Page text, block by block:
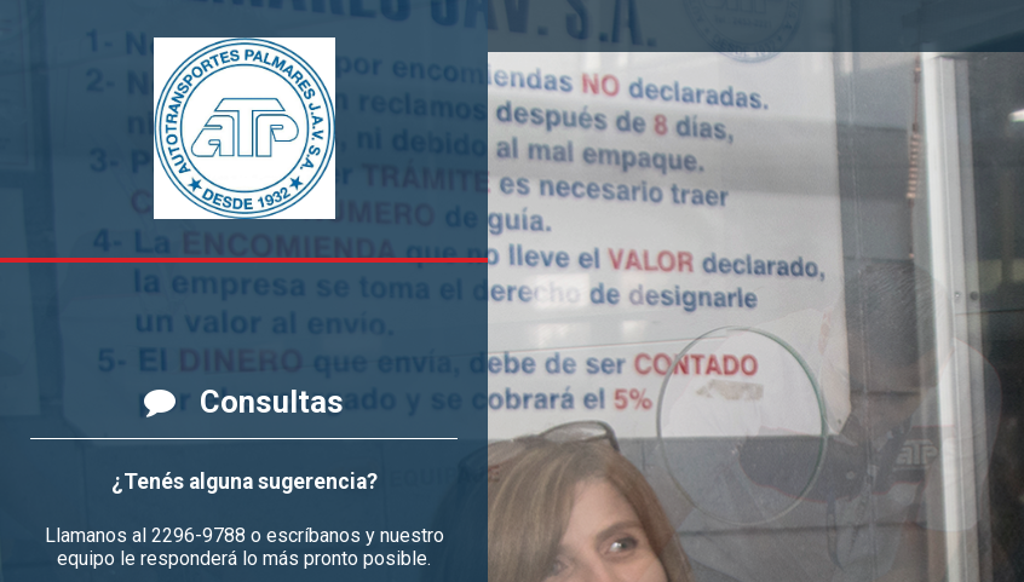
Consultas
¿Tenés alguna sugerencia?
Llamanos al 2296-9788 o escríbanos y nuestro
equipo le responderá lo más pronto posible.